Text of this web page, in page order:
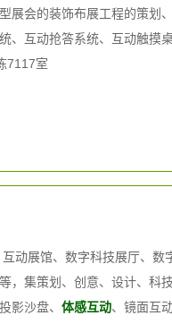
展会的装饰布展工程的策划
、互动抢答系统、互动触摸
体画、自行车自驾系统、
现实系统、虚实结合演示
7117室
动展馆、数字科技展厅、
，集策划、创意、设计、科
影沙盘、 体感互动、镜面互